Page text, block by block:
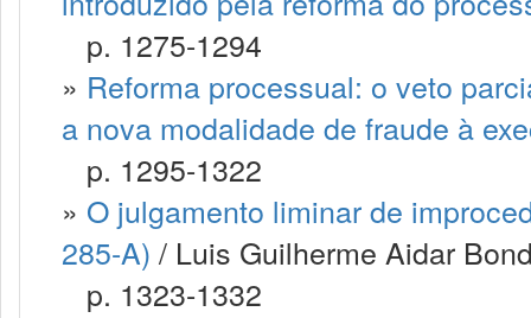
p. 1275-1294
» Reforma processual: o veto
a nova modalidade de fraude à
p. 1295-1322
» O julgamento liminar de
285-A) / Luis Guilherme Aidar
p. 1323-1332